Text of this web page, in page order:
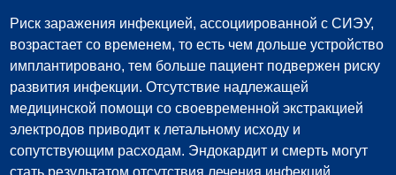
Риск заражения инфекцией, ассоциированной с СИЭУ,
возрастает со временем, то есть чем дольше устройство
имплантировано, тем больше пациент подвержен риску
развития инфекции. Отсутствие надлежащей
медицинской помощи со своевременной экстракцией
электродов приводит к летальному исходу и
сопутствующим расходам. Эндокардит и смерть могут